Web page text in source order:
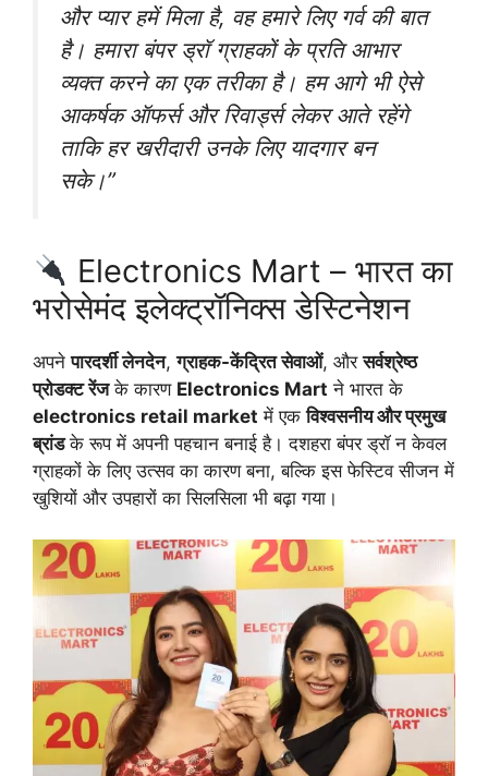
और प्यार हमें मिला है, वह हमारे लिए गर्व की बात
है। हमारा बंपर ड्रॉ ग्राहकों के प्रति आभार
व्यक्त करने का एक तरीका है। हम आगे भी ऐसे
आकर्षक ऑफर्स और रिवार्ड्स लेकर आते रहेंगे
ताकि हर खरीदारी उनके लिए यादगार बन
सके।”
Electronics Mart – भारत का
भरोसेमंद इलेक्ट्रॉनिक्स डेस्टिनेशन
अपनेपारदर्शी लेनदेन,ग्राहक-केंद्रित सेवाओं, औरसर्वश्रेष्ठ
प्रोडक्ट रेंजके कारण Electronics Mart ने भारत के
electronics retail market में एकविश्वसनीय और प्रमुख
ब्रांडके रूप में अपनी पहचान बनाई है। दशहरा बंपर ड्रॉ न केवल
ग्राहकों के लिए उत्सव का कारण बना, बल्कि इस फेस्टिव सीजन में
खुशियों और उपहारों का सिलसिला भी बढ़ा गया।